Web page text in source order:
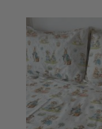
(ПОПЛИН),